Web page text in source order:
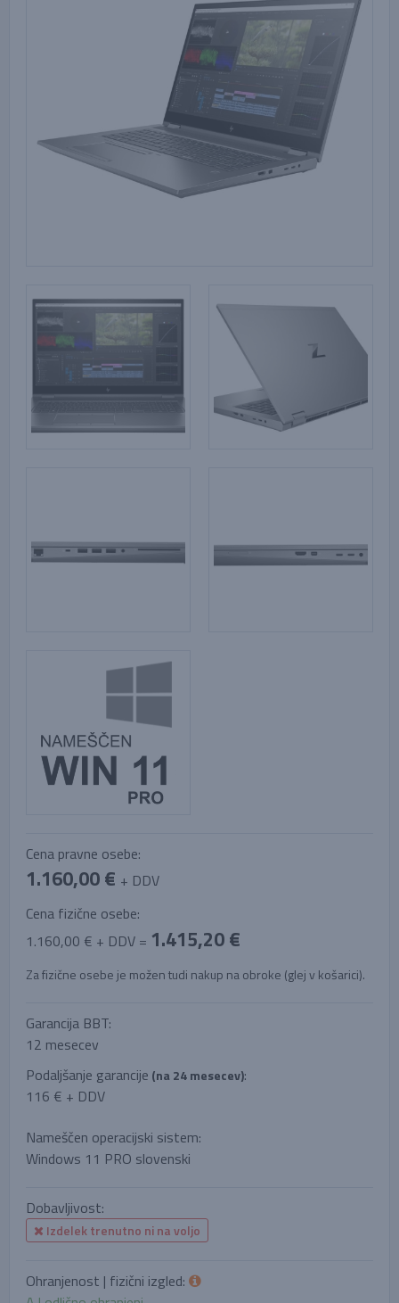
Cena pravne osebe:
1.160,00 € + DDV
Cena fizične osebe:
1.160,00 € + DDV = 1.415,20 €
Za fizične osebe je možen tudi nakup na obroke (glej v košarici).
Garancija BBT:
12 mesecev
Podaljšanje garancije (na 24 mesecev):
116 € + DDV
Nameščen operacijski sistem:
Windows 11 PRO slovenski
Dobavljivost:
Izdelek trenutno ni na voljo
Ohranjenost | fizični izgled: